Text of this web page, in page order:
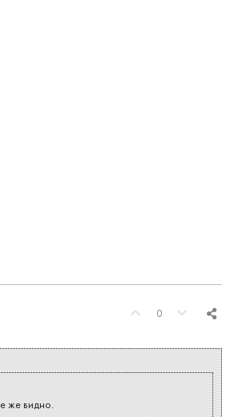
0
же видно.